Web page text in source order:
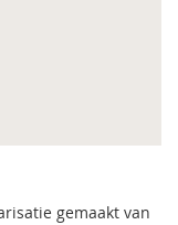
gemaakt van